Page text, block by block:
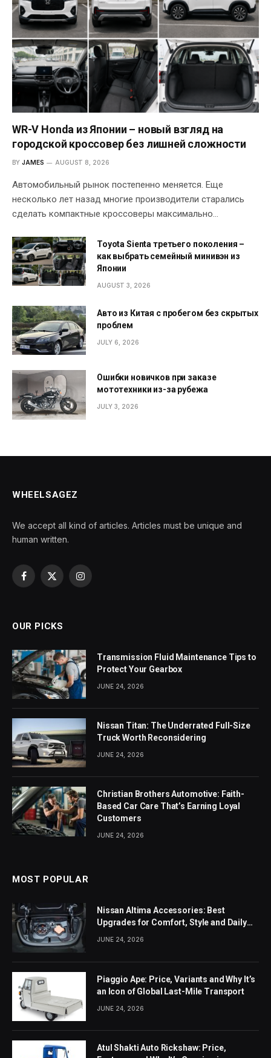
WR-V Honda из Японии – новый взгляд на
городской кроссовер без лишней сложности
BY JAMES AUGUST 8, 2026
Автомобильный рынок постепенно меняется. Еще
несколько лет назад многие производители старались
сделать компактные кроссоверы максимально…
Toyota Sienta третьего поколения –
как выбрать семейный минивэн из
Японии
AUGUST 3, 2026
Авто из Китая с пробегом без скрытых
проблем
JULY 6, 2026
Ошибки новичков при заказе
мототехники из-за рубежа
JULY 3, 2026
WHEELSAGEZ
We accept all kind of articles. Articles must be unique and
human written.
Facebook
X
Instagram
OUR PICKS
Transmission Fluid Maintenance Tips to
Protect Your Gearbox
JUNE 24, 2026
Nissan Titan: The Underrated Full-Size
Truck Worth Reconsidering
JUNE 24, 2026
Christian Brothers Automotive: Faith-
Based Car Care That’s Earning Loyal
Customers
JUNE 24, 2026
MOST POPULAR
Nissan Altima Accessories: Best
Upgrades for Comfort, Style and Daily
Use
JUNE 24, 2026
Piaggio Ape: Price, Variants and Why It’s
an Icon of Global Last-Mile Transport
JUNE 24, 2026
Atul Shakti Auto Rickshaw: Price,